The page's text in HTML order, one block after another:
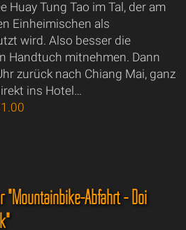
Huay Tung Tao im Tal, der am
Einheimischen als
wird. Also besser die
Handtuch mitnehmen. Dann
zurück nach Chiang Mai, ganz
ins Hotel…
"Mountainbike-Abfahrt - Doi